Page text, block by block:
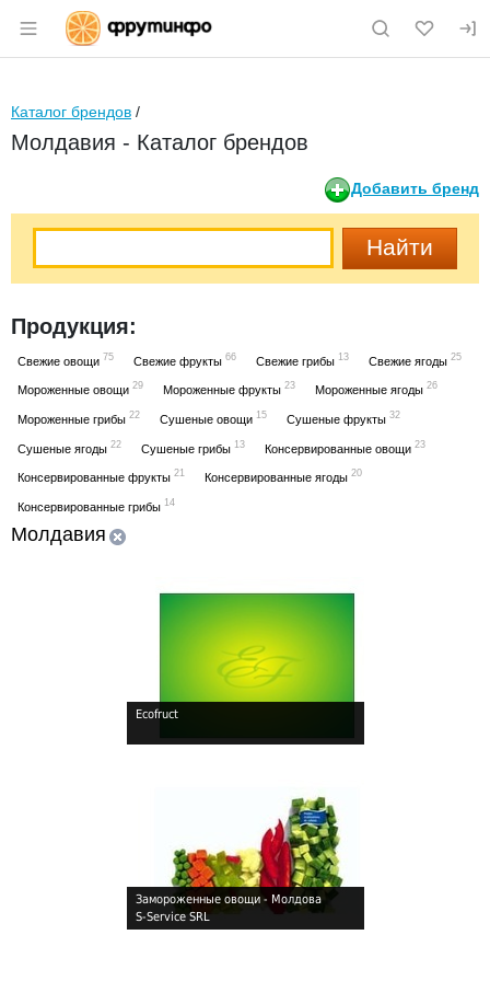
Раздел навигации по сайту fruitinfo.ru
Каталог брендов /
Молдавия - Каталог брендов
Добавить бренд
Продукция:
Свежие овощи 75 Свежие фрукты 66 Свежие грибы 13 Свежие ягоды 25
Мороженные овощи 29 Мороженные фрукты 23 Мороженные ягоды 26
Мороженные грибы 22 Сушеные овощи 15 Сушеные фрукты 32
Сушеные ягоды 22 Сушеные грибы 13 Консервированные овощи 23
Консервированные фрукты 21 Консервированные ягоды 20
Консервированные грибы 14
Молдавия
Ecofruct
Замороженные овощи - Молдова
S-Service SRL